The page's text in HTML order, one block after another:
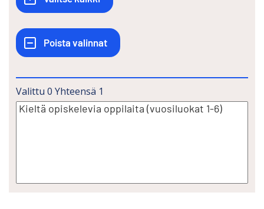
Valittu 0 Yhteensä 1